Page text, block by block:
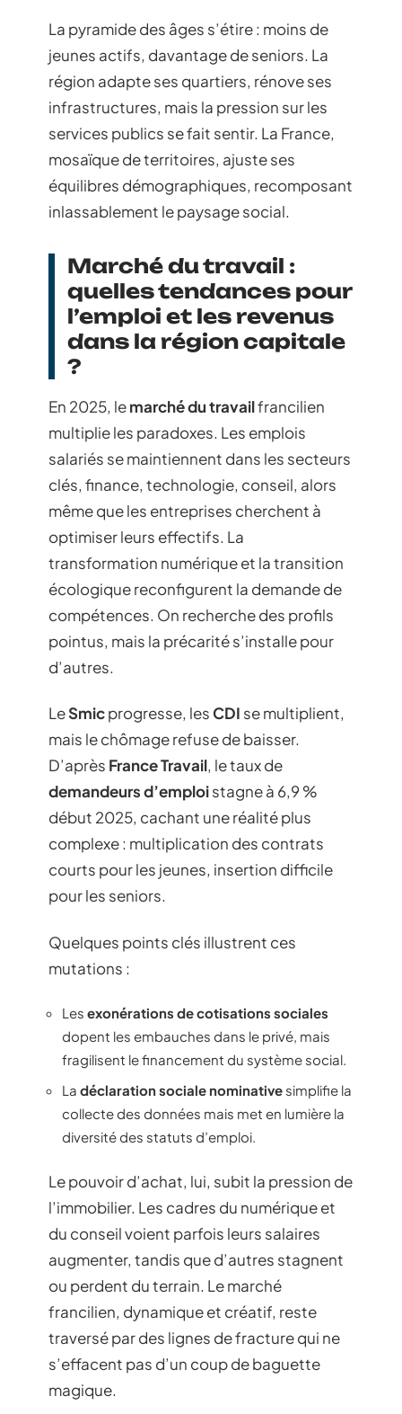
La pyramide des âges s’étire : moins de
jeunes actifs, davantage de seniors. La
région adapte ses quartiers, rénove ses
infrastructures, mais la pression sur les
services publics se fait sentir. La France,
mosaïque de territoires, ajuste ses
équilibres démographiques, recomposant
inlassablement le paysage social.
Marché du travail :
quelles tendances pour
l’emploi et les revenus
dans la région capitale
?
En 2025, lemarché du travailfrancilien
multiplie les paradoxes. Les emplois
salariés se maintiennent dans les secteurs
clés, finance, technologie, conseil, alors
même que les entreprises cherchent à
optimiser leurs effectifs. La
transformation numérique et la transition
écologique reconfigurent la demande de
compétences. On recherche des profils
pointus, mais la précarité s’installe pour
d’autres.
LeSmicprogresse, lesCDI se multiplient,
mais le chômage refuse de baisser.
D’après France Travail, le taux de
demandeurs d’emploistagne à 6,9 %
début 2025, cachant une réalité plus
complexe : multiplication des contrats
courts pour les jeunes, insertion difficile
pour les seniors.
Quelques points clés illustrent ces
mutations :
Les exonérations de cotisations sociales
dopent les embauches dans le privé, mais
fragilisent le financement du système social.
La déclaration sociale nominative simplifie la
collecte des données mais met en lumière la
diversité des statuts d’emploi.
Le pouvoir d’achat, lui, subit la pression de
l’immobilier. Les cadres du numérique et
du conseil voient parfois leurs salaires
augmenter, tandis que d’autres stagnent
ou perdent du terrain. Le marché
francilien, dynamique et créatif, reste
traversé par des lignes de fracture qui ne
s’effacent pas d’un coup de baguette
magique.